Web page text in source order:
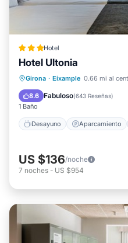
Hotel
Hotel Ultonia
Girona · Eixample 0.66 mi al
8.6 Fabuloso(643 Reseñas)
1 Baño
Desayuno Aparcamiento
Desayuno
Balcón/Terraza
US $136/noche
7 noches - US $954